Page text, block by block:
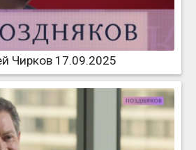
Чирков 17.09.2025